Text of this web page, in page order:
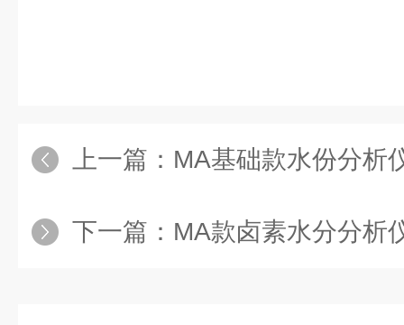
上一篇： MA基础款水份分析
下一篇： MA款卤素水分分析